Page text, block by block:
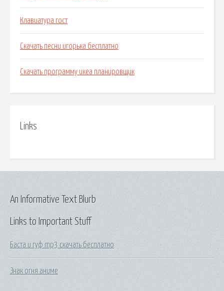
Клавиатура гост
Скачать песни игорька бесплатно
Скачать программу икеа планировщик
Links
Links to Important Stuff
Баста и гуф mp3 скачать бесплатно
Знак огня аниме
An Informative Text Blurb